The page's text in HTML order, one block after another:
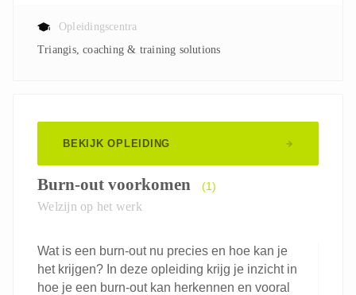
Opleidingscentra
Triangis, coaching & training solutions
BEKIJK OPLEIDING
Burn-out voorkomen (1)
Welzijn op het werk
Wat is een burn-out nu precies en hoe kan je
het krijgen? In deze opleiding krijg je inzicht in
hoe je een burn-out kan herkennen en vooral